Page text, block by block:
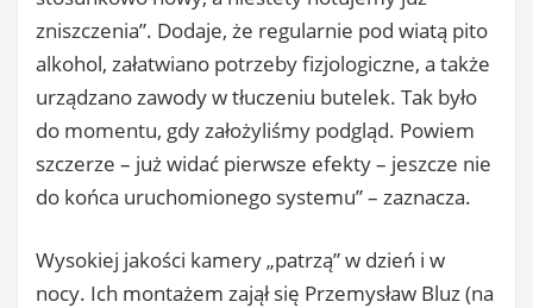
zniszczenia”. Dodaje, że regularnie pod wiatą pito
alkohol, załatwiano potrzeby fizjologiczne, a także
urządzano zawody w tłuczeniu butelek. Tak było
do momentu, gdy założyliśmy podgląd. Powiem
szczerze – już widać pierwsze efekty – jeszcze nie
do końca uruchomionego systemu” – zaznacza.
Wysokiej jakości kamery „patrzą” w dzień i w
nocy. Ich montażem zajął się Przemysław Bluz (na